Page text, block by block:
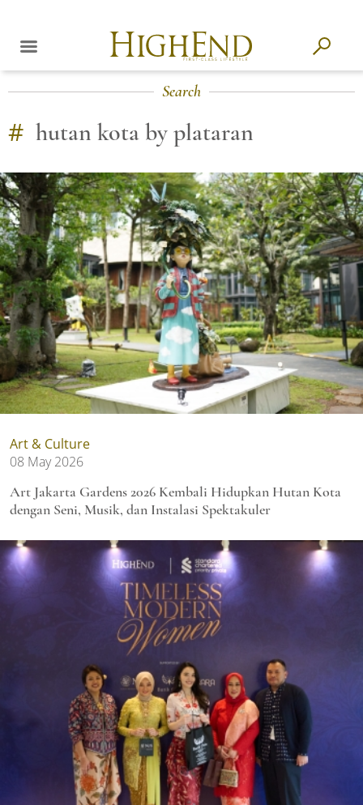
Search
# hutan kota by plataran
Art & Culture
08 May 2026
Art Jakarta Gardens 2026 Kembali Hidupkan Hutan Kota
dengan Seni, Musik, dan Instalasi Spektakuler